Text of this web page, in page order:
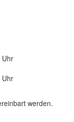
Uhr
Uhr
werden.